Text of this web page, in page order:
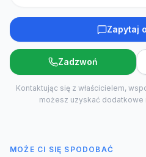
Zapytaj
Zadzwoń
Kontaktując się z właścicielem,
możesz uzyskać dodatkowe
MOŻE CI SIĘ SPODOBAĆ